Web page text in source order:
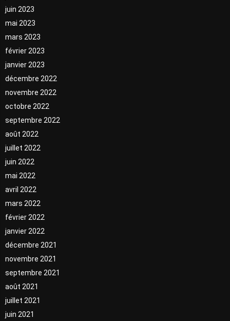
juin 2023
mai 2023
mars 2023
février 2023
janvier 2023
décembre 2022
novembre 2022
octobre 2022
septembre 2022
août 2022
juillet 2022
juin 2022
mai 2022
avril 2022
mars 2022
février 2022
janvier 2022
décembre 2021
novembre 2021
septembre 2021
août 2021
juillet 2021
juin 2021